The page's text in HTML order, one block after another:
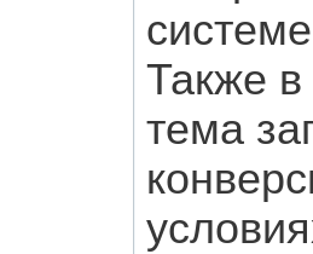
Также в
тема